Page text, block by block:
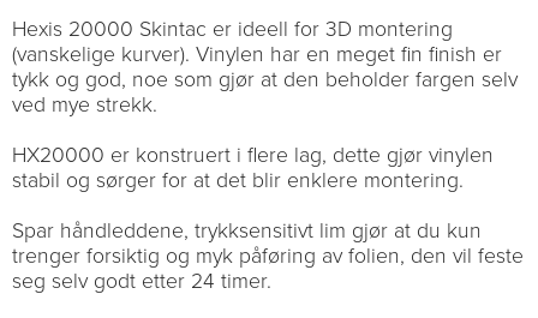
Hexis 20000 Skintac er ideell for 3D montering
(vanskelige kurver). Vinylen har en meget fin finish er
tykk og god, noe som gjør at den beholder fargen selv
ved mye strekk.
HX20000 er konstruert i flere lag, dette gjør vinylen
stabil og sørger for at det blir enklere montering.
Spar håndleddene, trykksensitivt lim gjør at du kun
trenger forsiktig og myk påføring av folien, den vil feste
seg selv godt etter 24 timer.